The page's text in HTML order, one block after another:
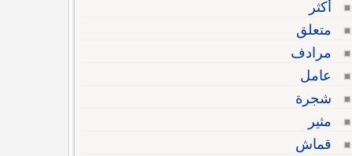
أكثر
متعلق
مرادف
عامل
شجرة
مثير
قماش